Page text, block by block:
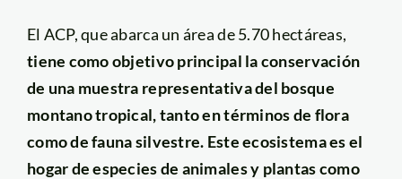
El ACP, que abarca un área de 5.70 hectáreas,
tiene como objetivo principal la conservación
de una muestra representativa del bosque
montano tropical, tanto en términos de flora
como de fauna silvestre. Este ecosistema es el
hogar de especies de animales y plantas como